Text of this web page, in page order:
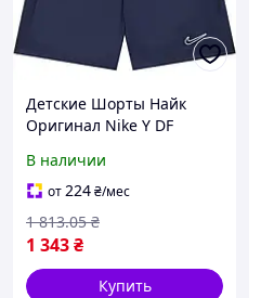
Детские Шорты Найк
Оригинал Nike Y DF
410
В наличии
от224₴/мес
1 343₴
1 813.05 ₴
Купить